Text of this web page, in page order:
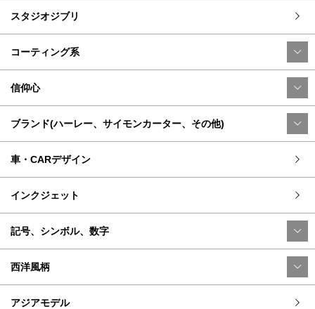
スタジオジブリ
コーティング系
信仰心
ブランド(ハーレー、サイモンカーター、その他)
車・CARデザイン
インクジェット
記号、シンボル、数字
西洋風柄
アジアモデル